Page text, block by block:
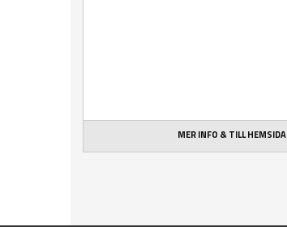
MER INFO & TILL HEMSIDA